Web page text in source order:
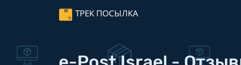
ТРЕК ПОСЫЛКА